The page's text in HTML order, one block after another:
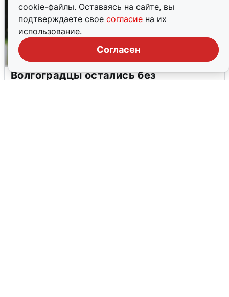
cookie-файлы. Оставаясь на сайте, вы
подтверждаете свое согласие на их
использование.
Согласен
Волгоградцы остались без